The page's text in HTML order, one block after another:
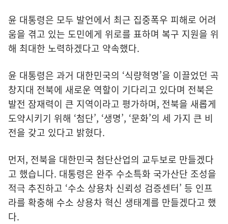
윤 대통령은 모두 발언에서 최근 집중폭우 피해로 어려
움을 겪고 있는 도민에게 위로를 표하며 복구 지원을 위
해 최대한 노력하겠다고 약속했다.
윤 대통령은 과거 대한민국의 ‘식량혁명’을 이끌었던 곡
창지대 전북에 새로운 역할이 기다리고 있다며 전북은
발전 잠재력이 큰 지역이라고 평가하며, 전북을 새롭게
도약시키기 위해 ‘첨단’, ‘생명’, ‘문화’의 세 가지 큰 비
전을 갖고 있다고 밝혔다.
먼저, 전북을 대한민국 첨단산업의 교두보로 만들겠다
고 했습니다. 대통령은 완주 수소특화 국가산단 조성을
적극 추진하고 ‘수소 상용차 신뢰성 검증센터’ 등 인프
라를 확충해 수소 상용차 혁신 생태계를 만들겠다고 했
다.